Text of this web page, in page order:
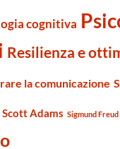
cognitiva
Resilienza e
la comunicazione
Scott Adams Sigmund Freud